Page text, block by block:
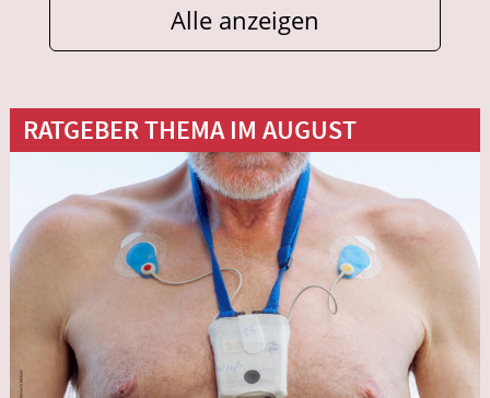
Alle anzeigen
RATGEBER THEMA IM AUGUST